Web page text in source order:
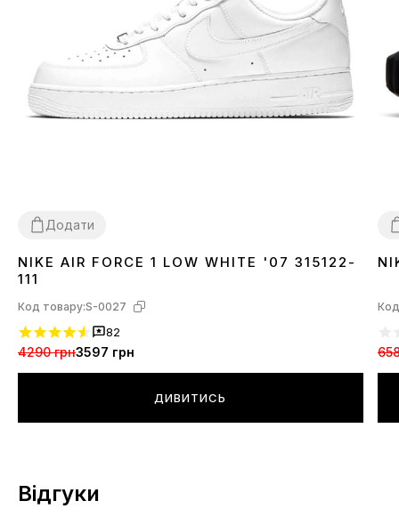
Додати
3637 38 39 40414243 444546
NIKE AIR FORCE 1 LOW WHITE '07 315122-
111
Код товару:S-0027
82
4290 грн3597 грн
ДИВИТИСЬ
Відгуки